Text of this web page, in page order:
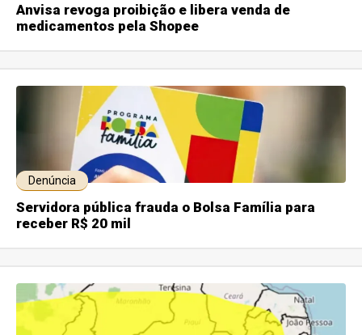
Anvisa revoga proibição e libera venda de
medicamentos pela Shopee
Denúncia
Servidora pública frauda o Bolsa Família para
receber R$ 20 mil